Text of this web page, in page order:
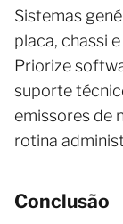
Sistemas
placa, chassi
Priorize
suporte
emissores de
rotina
Conclusão